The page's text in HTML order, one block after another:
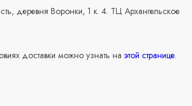
деревня Воронки, 1 к. 4. ТЦ Архангельское
доставки можно узнать на этой странице.